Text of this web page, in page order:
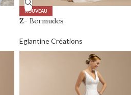
NOUVEAU
Z- Bermudes
Eglantine Créations